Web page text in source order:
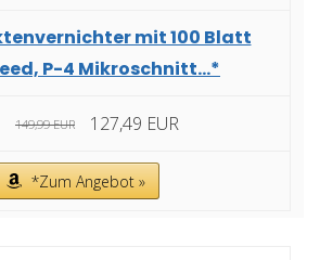
mit 100 Blatt
P-4 Mikroschnitt...*
149,99 EUR 127,49 EUR
*Zum Angebot »